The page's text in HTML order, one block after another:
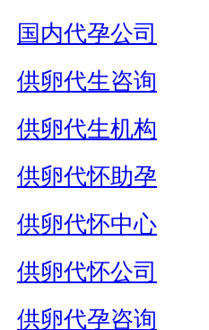
国内代孕公司
供卵代生咨询
供卵代生机构
供卵代怀助孕
供卵代怀中心
供卵代怀公司
供卵代孕咨询